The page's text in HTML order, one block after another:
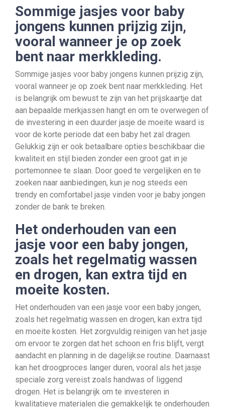
Sommige jasjes voor baby
jongens kunnen prijzig zijn,
vooral wanneer je op zoek
bent naar merkkleding.
Sommige jasjes voor baby jongens kunnen prijzig zijn,
vooral wanneer je op zoek bent naar merkkleding. Het
is belangrijk om bewust te zijn van het prijskaartje dat
aan bepaalde merkjassen hangt en om te overwegen of
de investering in een duurder jasje de moeite waard is
voor de korte periode dat een baby het zal dragen.
Gelukkig zijn er ook betaalbare opties beschikbaar die
kwaliteit en stijl bieden zonder een groot gat in je
portemonnee te slaan. Door goed te vergelijken en te
zoeken naar aanbiedingen, kun je nog steeds een
trendy en comfortabel jasje vinden voor je baby jongen
zonder de bank te breken.
Het onderhouden van een
jasje voor een baby jongen,
zoals het regelmatig wassen
en drogen, kan extra tijd en
moeite kosten.
Het onderhouden van een jasje voor een baby jongen,
zoals het regelmatig wassen en drogen, kan extra tijd
en moeite kosten. Het zorgvuldig reinigen van het jasje
om ervoor te zorgen dat het schoon en fris blijft, vergt
aandacht en planning in de dagelijkse routine. Daarnaast
kan het droogproces langer duren, vooral als het jasje
speciale zorg vereist zoals handwas of liggend
drogen. Het is belangrijk om te investeren in
kwalitatieve materialen die gemakkelijk te onderhouden